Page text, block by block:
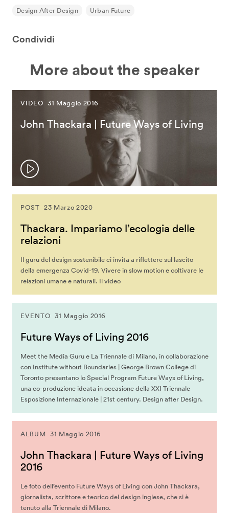
Design After Design Urban Future
Condividi
More about the speaker
VIDEO 31 Maggio 2016
John Thackara | Future Ways of Living
POST 23 Marzo 2020
Thackara. Impariamo l’ecologia delle
relazioni
Il guru del design sostenibile ci invita a riflettere sul lascito
della emergenza Covid-19. Vivere in slow motion e coltivare le
relazioni umane e naturali. Il video
EVENTO 31 Maggio 2016
Future Ways of Living 2016
Meet the Media Guru e La Triennale di Milano, in collaborazione
con Institute without Boundaries | George Brown College di
Toronto presentano lo Special Program Future Ways of Living,
una co-­produzione ideata in occasione della XXI Triennale
Esposizione Internazionale ­| 21st century. Design after Design.
ALBUM 31 Maggio 2016
John Thackara | Future Ways of Living
2016
Le foto dell’evento Future Ways of Living con John Thackara,
giornalista, scrittore e teorico del design inglese, che si è
tenuto alla Triennale di Milano.